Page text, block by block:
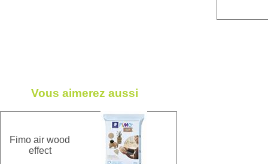
Vous aimerez aussi
Fimo air wood
effect